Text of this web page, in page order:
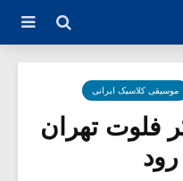
موسیقی کلاسیک ایرانی
فلوت تهران